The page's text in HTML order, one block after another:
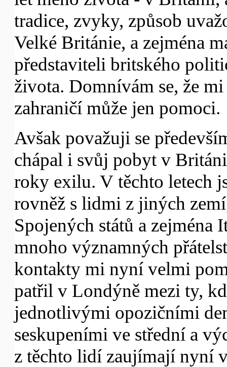
tradice, zvyky, způsob
Velké Británie, a zejména
představiteli britského
života. Domnívám se, že
zahraničí může jen pomoci.
Avšak považuji se
chápal i svůj pobyt v
roky exilu. V těchto letech
rovněž s lidmi z jiných
Spojených států a zejména
mnoho významných
kontakty mi nyní velmi
patřil v Londýně mezi ty,
jednotlivými opozičními
seskupeními ve střední a
z těchto lidí zaujímají nyní